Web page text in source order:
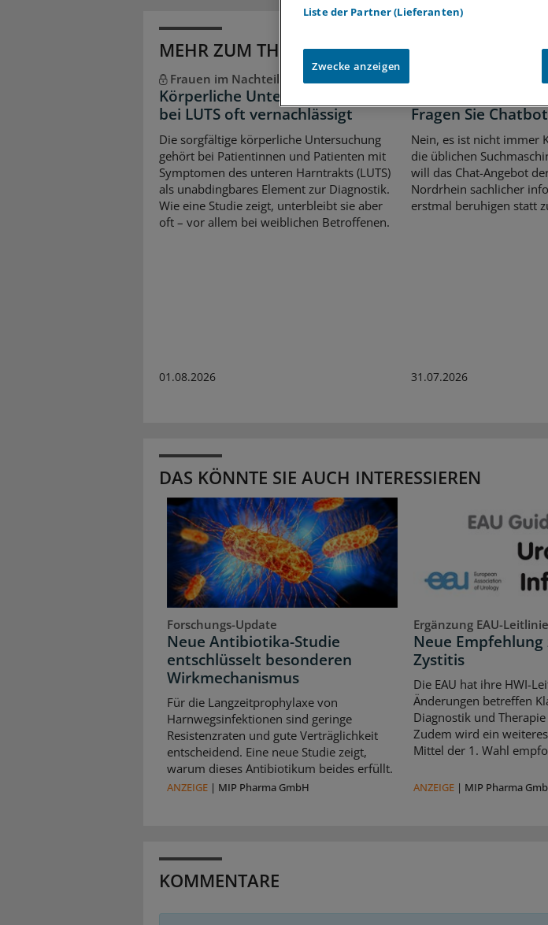
MEHR ZUM THEMA
Frauen im Nachteil
Körperliche Untersuchung wird
bei LUTS oft vernachlässigt
Die sorgfältige körperliche Untersuchung
gehört bei Patientinnen und Patienten mit
Symptomen des unteren Harntrakts (LUTS)
als unabdingbares Element zur Diagnostik.
Wie eine Studie zeigt, unterbleibt sie aber
oft – vor allem bei weiblichen Betroffenen.
01.08.2026
Künstliche Intelligenz
Fragen Sie
Nein, es ist nicht immer
die üblichen
will das Chat-Angebot
Nordrhein sachlicher
erstmal beruhigen statt
31.07.2026
DAS KÖNNTE SIE AUCH INTERESSIEREN
Forschungs-Update
Neue Antibiotika-Studie
entschlüsselt besonderen
Wirkmechanismus
Für die Langzeitprophylaxe von
Harnwegsinfektionen sind geringe
Resistenzraten und gute Verträglichkeit
entscheidend. Eine neue Studie zeigt,
warum dieses Antibiotikum beides erfüllt.
ANZEIGE | MIP Pharma GmbH
Ergänzung EAU-
Neue Empfehlung
Zystitis
Die EAU hat ihre HWI-
Änderungen betreffen
Diagnostik und
Zudem wird ein
Mittel der 1. Wahl
ANZEIGE | MIP Pharma
KOMMENTARE
Liste der Partner (Lieferanten)
Zwecke anzeigen